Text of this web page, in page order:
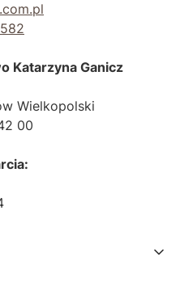
Katarzyna Ganicz
Wielkopolski
00